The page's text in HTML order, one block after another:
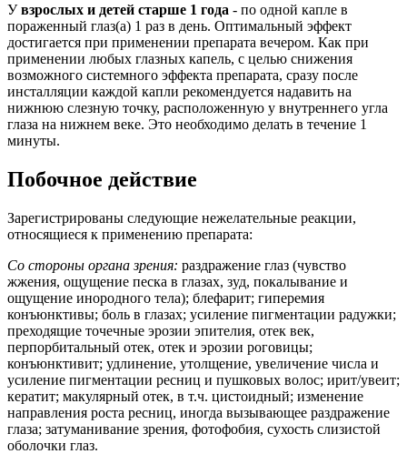
Увзрослых и детей старше 1 года - по одной капле в
пораженный глаз(а) 1 раз в день. Оптимальный эффект
достигается при применении препарата вечером. Как при
применении любых глазных капель, с целью снижения
возможного системного эффекта препарата, сразу после
инсталляции каждой капли рекомендуется надавить на
нижнюю слезную точку, расположенную у внутреннего угла
глаза на нижнем веке. Это необходимо делать в течение 1
минуты.
Побочное действие
Зарегистрированы следующие нежелательные реакции,
относящиеся к применению препарата:
Со стороны органа зрения: раздражение глаз (чувство
жжения, ощущение песка в глазах, зуд, покалывание и
ощущение инородного тела); блефарит; гиперемия
конъюнктивы; боль в глазах; усиление пигментации радужки;
преходящие точечные эрозии эпителия, отек век,
перпорбитальный отек, отек и эрозии роговицы;
конъюнктивит; удлинение, утолщение, увеличение числа и
усиление пигментации ресниц и пушковых волос; ирит/увеит;
кератит; макулярный отек, в т.ч. цистоидный; изменение
направления роста ресниц, иногда вызывающее раздражение
глаза; затуманивание зрения, фотофобия, сухость слизистой
оболочки глаз.